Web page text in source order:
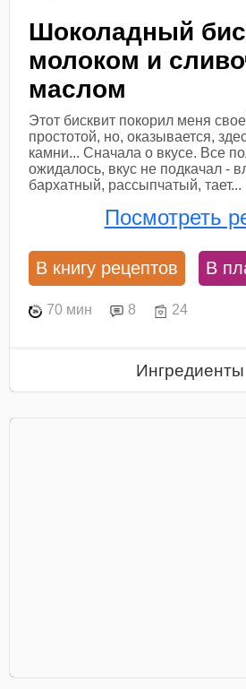
Шоколадный
молоком и
маслом
Этот бисквит покорил меня
простотой, но, оказывается,
камни... Сначала о вкусе. Все
ожидалось, вкус не подкачал -
бархатный, рассыпчатый, тает...
Посмотреть
В книгу рецептов В
70 мин 8 24
Ингредиенты